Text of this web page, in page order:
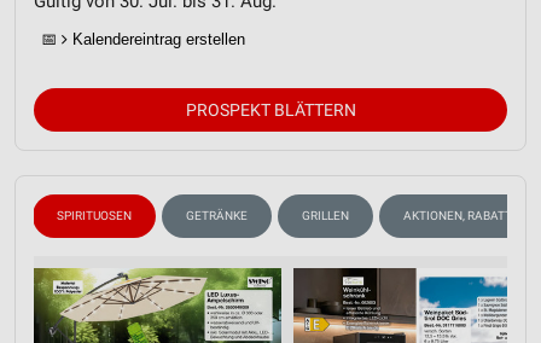
📅 Kalendereintrag erstellen
PROSPEKT BLÄTTERN
SPIRITUOSEN GETRÄNKE GRILLEN AKTIONEN, RABATTE &